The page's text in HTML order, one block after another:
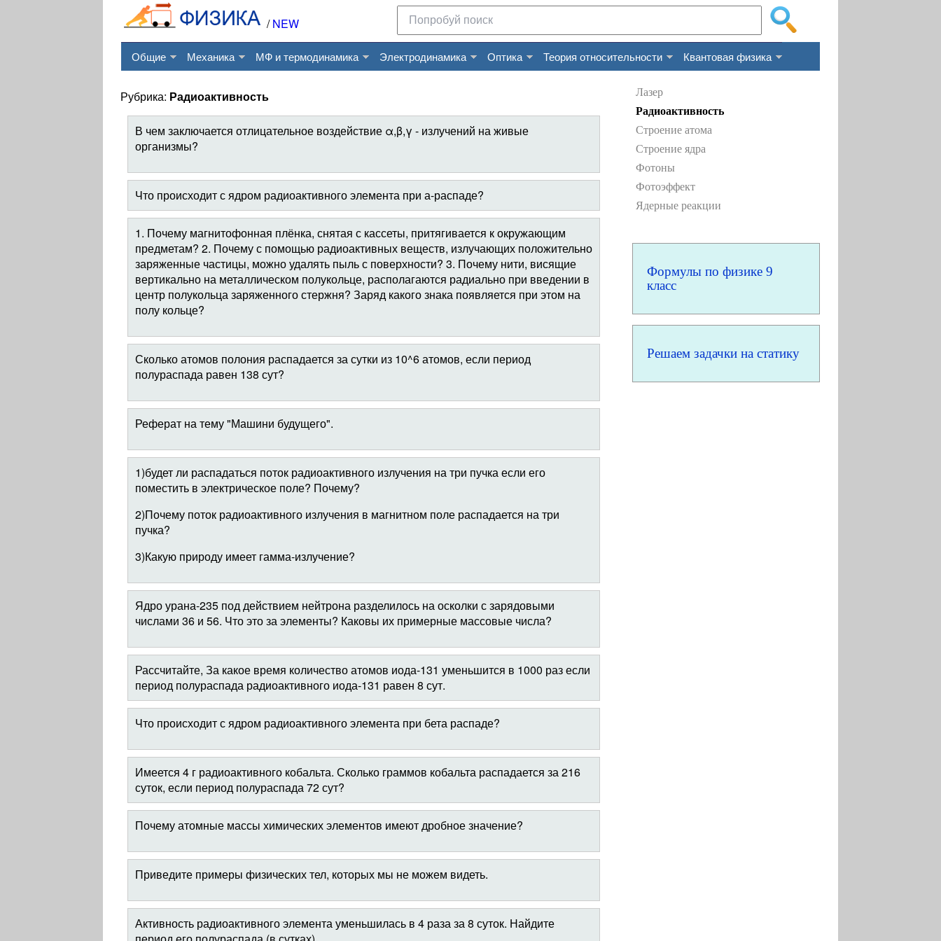
/NEW
Общие Механика МФ и термодинамика Электродинамика Оптика Теория относительности Квантовая физика
Рубрика: Радиоактивность
В чем заключается отлицательное воздействие α,β,γ - излучений на живые
организмы?
Что происходит с ядром радиоактивного элемента при а-распаде?
1. Почему магнитофонная плёнка, снятая с кассеты, притягивается к окружающим
предметам? 2. Почему с помощью радиоактивных веществ, излучающих положительно
заряженные частицы, можно удалять пыль с поверхности? 3. Почему нити, висящие
вертикально на металлическом полукольце, располагаются радиально при введении в
центр полукольца заряженного стержня? Заряд какого знака появляется при этом на
полу кольце?
Сколько атомов полония распадается за сутки из 10^6 атомов, если период
полураспада равен 138 сут?
Реферат на тему "Машини будущего".
1)будет ли распадаться поток радиоактивного излучения на три пучка если его
поместить в электрическое поле? Почему?
2)Почему поток радиоактивного излучения в магнитном поле распадается на три
пучка?
3)Какую природу имеет гамма-излучение?
Ядро урана-235 под действием нейтрона разделилось на осколки с зарядовыми
числами 36 и 56. Что это за элементы? Каковы их примерные массовые числа?
Рассчитайте, За какое время количество атомов иода-131 уменьшится в 1000 раз если
период полураспада радиоактивного иода-131 равен 8 сут.
Что происходит с ядром радиоактивного элемента при бета распаде?
Имеется 4 г радиоактивного кобальта. Сколько граммов кобальта распадается за 216
суток, если период полураспада 72 сут?
Почему атомные массы химических элементов имеют дробное значение?
Приведите примеры физических тел, которых мы не можем видеть.
Активность радиоактивного элемента уменьшилась в 4 раза за 8 суток. Найдите
Лазер
Радиоактивность
Строение атома
Строение ядра
Фотоны
Фотоэффект
Ядерные реакции
Формулы по физике 9
класс
Решаем задачки на статику